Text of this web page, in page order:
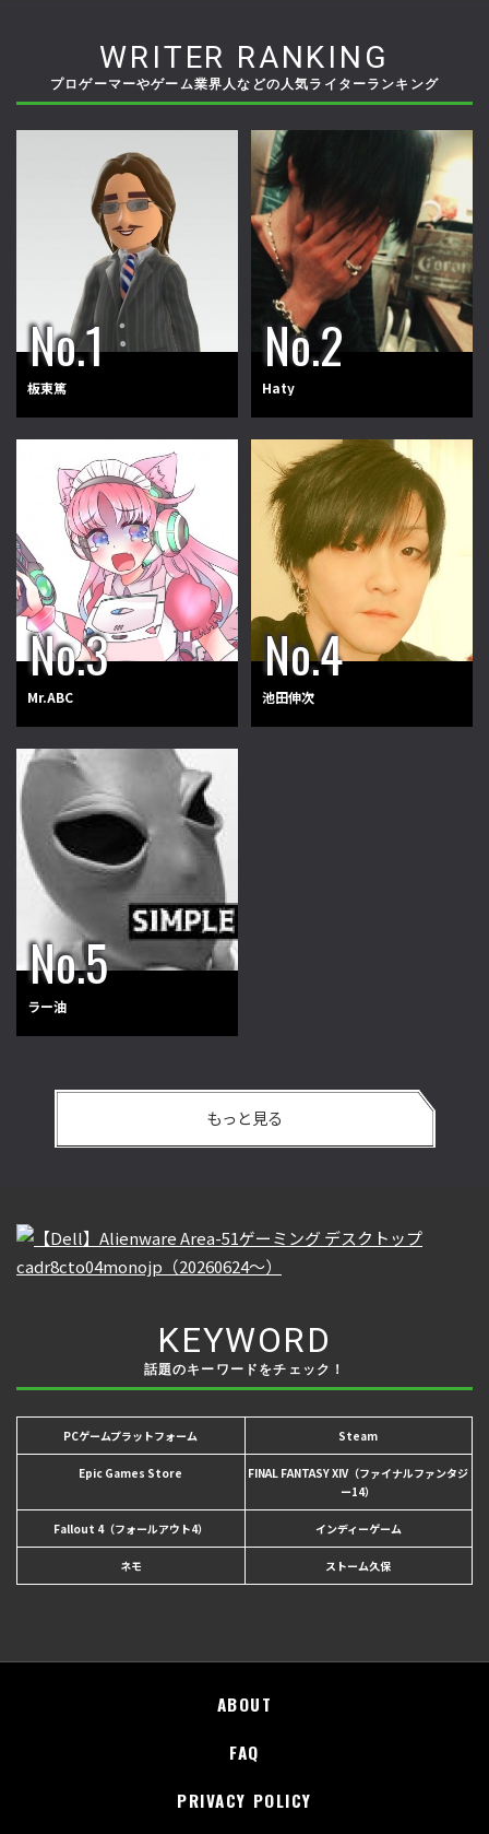
WRITER RANKING
プロゲーマーやゲーム業界人などの人気ライターランキング
板東篤 Haty
Mr.ABC 池田伸次
ラー油
もっと見る
KEYWORD
話題のキーワードをチェック！
PCゲームプラットフォーム Steam
Epic Games Store
FINAL FANTASY XIV（ファイナルファンタジ
ー14）
Fallout 4（フォールアウト4） インディーゲーム
ネモ ストーム久保
ABOUT
FAQ
PRIVACY POLICY